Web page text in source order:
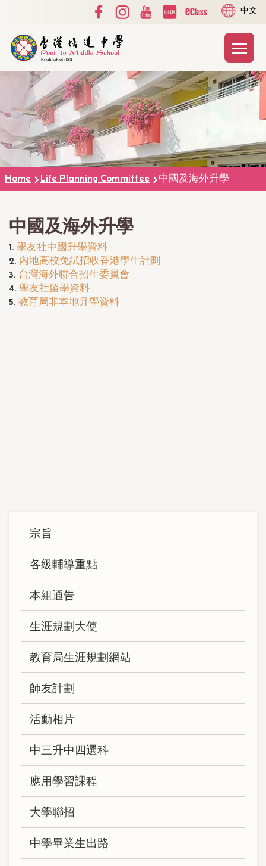
Social
Media
Top
Language
switcher
中文
Main
Breadcrumb
Home Life Planning Committee 中國及海外升學
中國及海外升學
1. 學友社中國升學資料
2. 內地高校免試招收香港學生計劃
3. 台灣海外聯合招生委員會
4. 學友社留學資料
5. 教育局非本地升學資料
navigation
宗旨
各級輔導重點
本組通告
生涯規劃大使
教育局生涯規劃網站
師友計劃
活動相片
中三升中四選科
應用學習課程
大學聯招
中學畢業生出路